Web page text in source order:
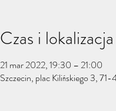
Czas i lokalizacja
21 mar 2022, 19:30 – 21:00
Szczecin, plac Kilińskiego 3, 71-